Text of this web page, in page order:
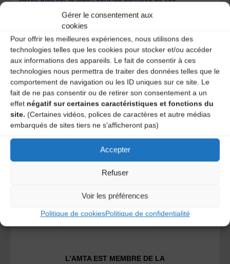
Gérer le consentement aux
cookies
Pour offrir les meilleures expériences, nous utilisons des
technologies telles que les cookies pour stocker et/ou accéder
aux informations des appareils. Le fait de consentir à ces
technologies nous permettra de traiter des données telles que le
comportement de navigation ou les ID uniques sur ce site. Le
fait de ne pas consentir ou de retirer son consentement a un
effet négatif sur certaines caractéristiques et fonctions du
site. (Certaines vidéos, polices de caractères et autre médias
embarqués de sites tiers ne s'afficheront pas)
Accepter
Refuser
Voir les préférences
Politique de cookiesPolitique de confidentialité
A DECOUVRIR :
L’AMTA EST MEMBRE DE LA